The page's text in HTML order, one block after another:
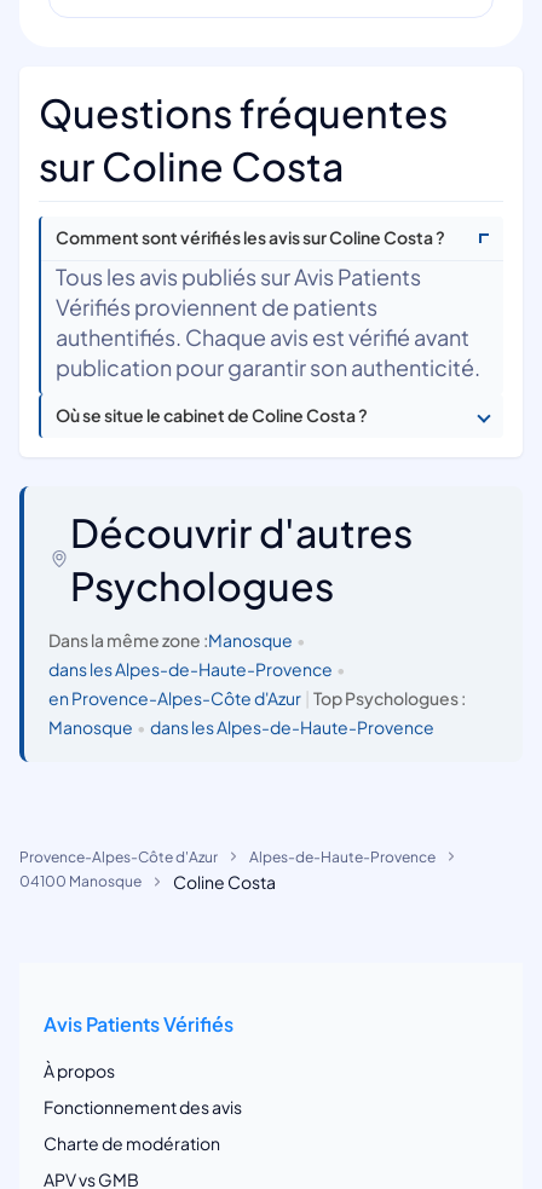
Questions fréquentes
sur Coline Costa
Comment sont vérifiés les avis sur Coline Costa ?
Tous les avis publiés sur Avis Patients
Vérifiés proviennent de patients
authentifiés. Chaque avis est vérifié avant
publication pour garantir son authenticité.
Où se situe le cabinet de Coline Costa ?
Découvrir d'autres
Psychologues
Dans la même zone :Manosque •
dans les Alpes-de-Haute-Provence •
en Provence-Alpes-Côte d'Azur
Top Psychologues :
Manosque • dans les Alpes-de-Haute-Provence
Provence-Alpes-Côte d'Azur
Alpes-de-Haute-Provence
04100 Manosque
Coline Costa
Avis Patients Vérifiés
À propos
Fonctionnement des avis
Charte de modération
APV vs GMB